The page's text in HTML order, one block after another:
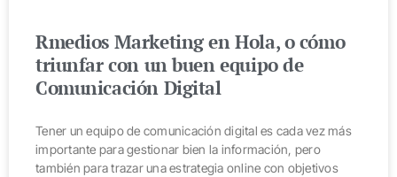
Rmedios Marketing en Hola, o cómo
triunfar con un buen equipo de
Comunicación Digital
Tener un equipo de comunicación digital es cada vez más
importante para gestionar bien la información, pero
también para trazar una estrategia online con objetivos